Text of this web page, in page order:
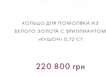
КОЛЬЦО ДЛЯ ПОМОЛВКИ ИЗ
БЕЛОГО ЗОЛОТА С БРИЛЛИАНТОМ
«КУШОН» 0,72 CT
220 800 грн